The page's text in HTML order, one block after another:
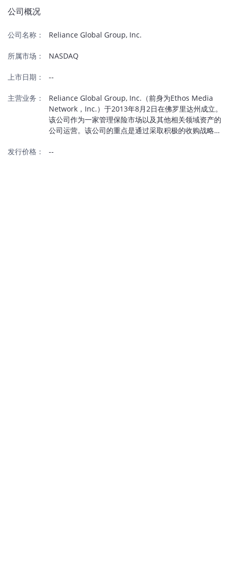
公司概况
公司名称： Reliance Global Group, Inc.
所属市场： NASDAQ
上市日期： --
主营业务：
Reliance Global Group, Inc.（前身为Ethos Media
Network，Inc.）于2013年8月2日在佛罗里达州成立。
该公司作为一家管理保险市场以及其他相关领域资产的
公司运营。该公司的重点是通过采取积极的收购战略来
发行价格：
--